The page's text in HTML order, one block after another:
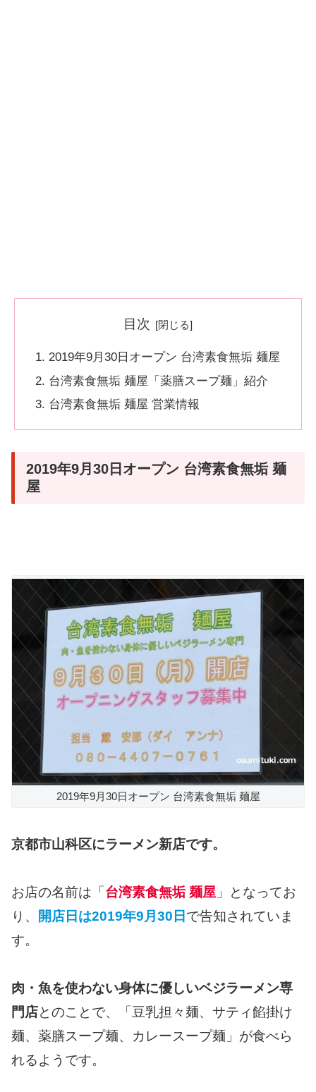
目次
2019年9月30日オープン 台湾素食無垢 麺屋
台湾素食無垢 麺屋「薬膳スープ麺」紹介
台湾素食無垢 麺屋 営業情報
2019年9月30日オープン 台湾素食無垢 麺
屋
2019年9月30日オープン 台湾素食無垢 麺屋
京都市山科区にラーメン新店です。
お店の名前は「台湾素食無垢 麺屋 」となってお
り、
開店日は2019年9月30日 で告知されていま
す。
肉・魚を使わない身体に優しいベジラーメン専
門店とのことで、「豆乳担々麺、サティ餡掛け
麺、薬膳スープ麺、カレースープ麺」が食べら
れるようです。